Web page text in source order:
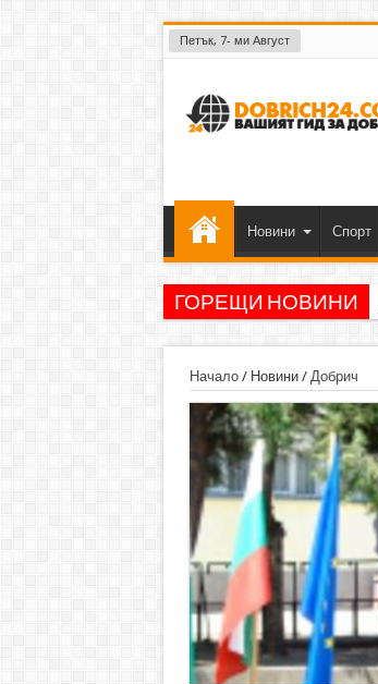
Петък, 7- ми Август
Новини Спорт
ГОРЕЩИ НОВИНИ
Начало/ Новини/ Добрич